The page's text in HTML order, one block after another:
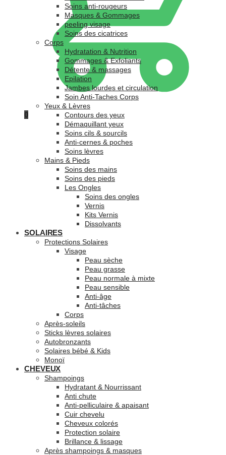
0
Soins anti-rougeurs
Masques & Gommages
peeling visage
Soins des cicatrices
Corps
Hydratation & Nutrition
Gommages & Exfoliants
Détente & massages
Epilation
Jambes lourdes et circulation
Soin Anti-Taches Corps
Yeux & Lèvres
Contours des yeux
Démaquillant yeux
Soins cils & sourcils
Anti-cernes & poches
Soins lèvres
Mains & Pieds
Soins des mains
Soins des pieds
Les Ongles
Soins des ongles
Vernis
Kits Vernis
Dissolvants
SOLAIRES
Protections Solaires
Visage
Peau sèche
Peau grasse
Peau normale à mixte
Peau sensible
Anti-âge
Anti-tâches
Corps
Après-soleils
Sticks lèvres solaires
Autobronzants
Solaires bébé & Kids
Monoï
CHEVEUX
Shampoings
Hydratant & Nourrissant
Anti chute
Anti-pelliculaire & apaisant
Cuir chevelu
Cheveux colorés
Protection solaire
Brillance & lissage
Après shampoings & masques